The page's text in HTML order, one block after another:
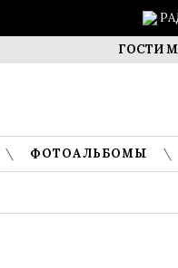
ГОСТИ МУЗЕЯ –
ФОТОАЛЬБОМЫ